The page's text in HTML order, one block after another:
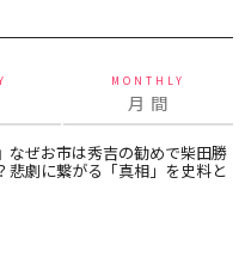
MONTHLY
月 間
なぜお市は秀吉の勧めで柴田勝
悲劇に繋がる「真相」を史料と